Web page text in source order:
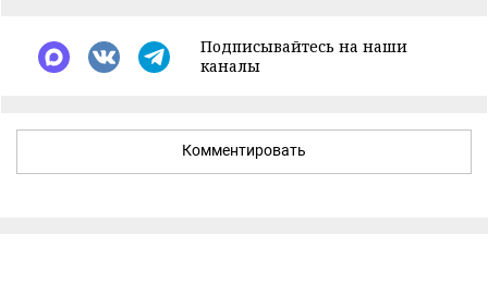
Подписывайтесь на наши
каналы
Комментировать